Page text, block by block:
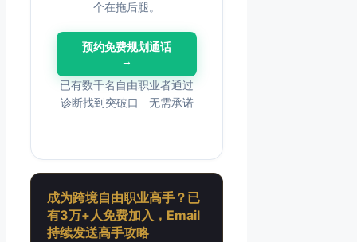
个在拖后腿。
预约免费规划通话
→
已有数千名自由职业者通过
诊断找到突破口 · 无需承诺
成为跨境自由职业高手？已
有3万+人免费加入，Email
持续发送高手攻略